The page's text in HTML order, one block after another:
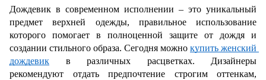
Дождевик в современном исполнении – это уникальный
предмет верхней одежды, правильное использование
которого помогает в полноценной защите от дождя и
создании стильного образа. Сегодня можно купить женский
дождевик в различных расцветках. Дизайнеры
рекомендуют отдать предпочтение строгим оттенкам,